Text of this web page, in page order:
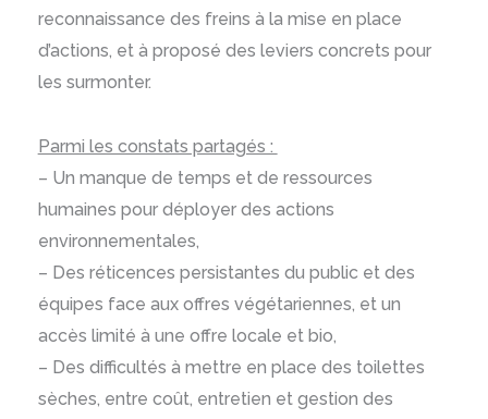
reconnaissance des freins à la mise en place
d’actions, et à proposé des leviers concrets pour
les surmonter.
Parmi les constats partagés :
– Un manque de temps et de ressources
humaines pour déployer des actions
environnementales,
– Des réticences persistantes du public et des
équipes face aux offres végétariennes, et un
accès limité à une offre locale et bio,
– Des difficultés à mettre en place des toilettes
sèches, entre coût, entretien et gestion des